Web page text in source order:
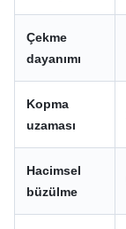
Çekme
dayanımı
Kopma
uzaması
Hacimsel
büzülme